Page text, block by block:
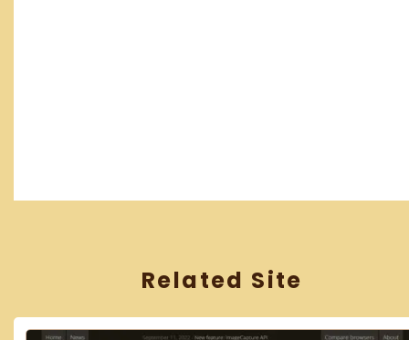
Related Site